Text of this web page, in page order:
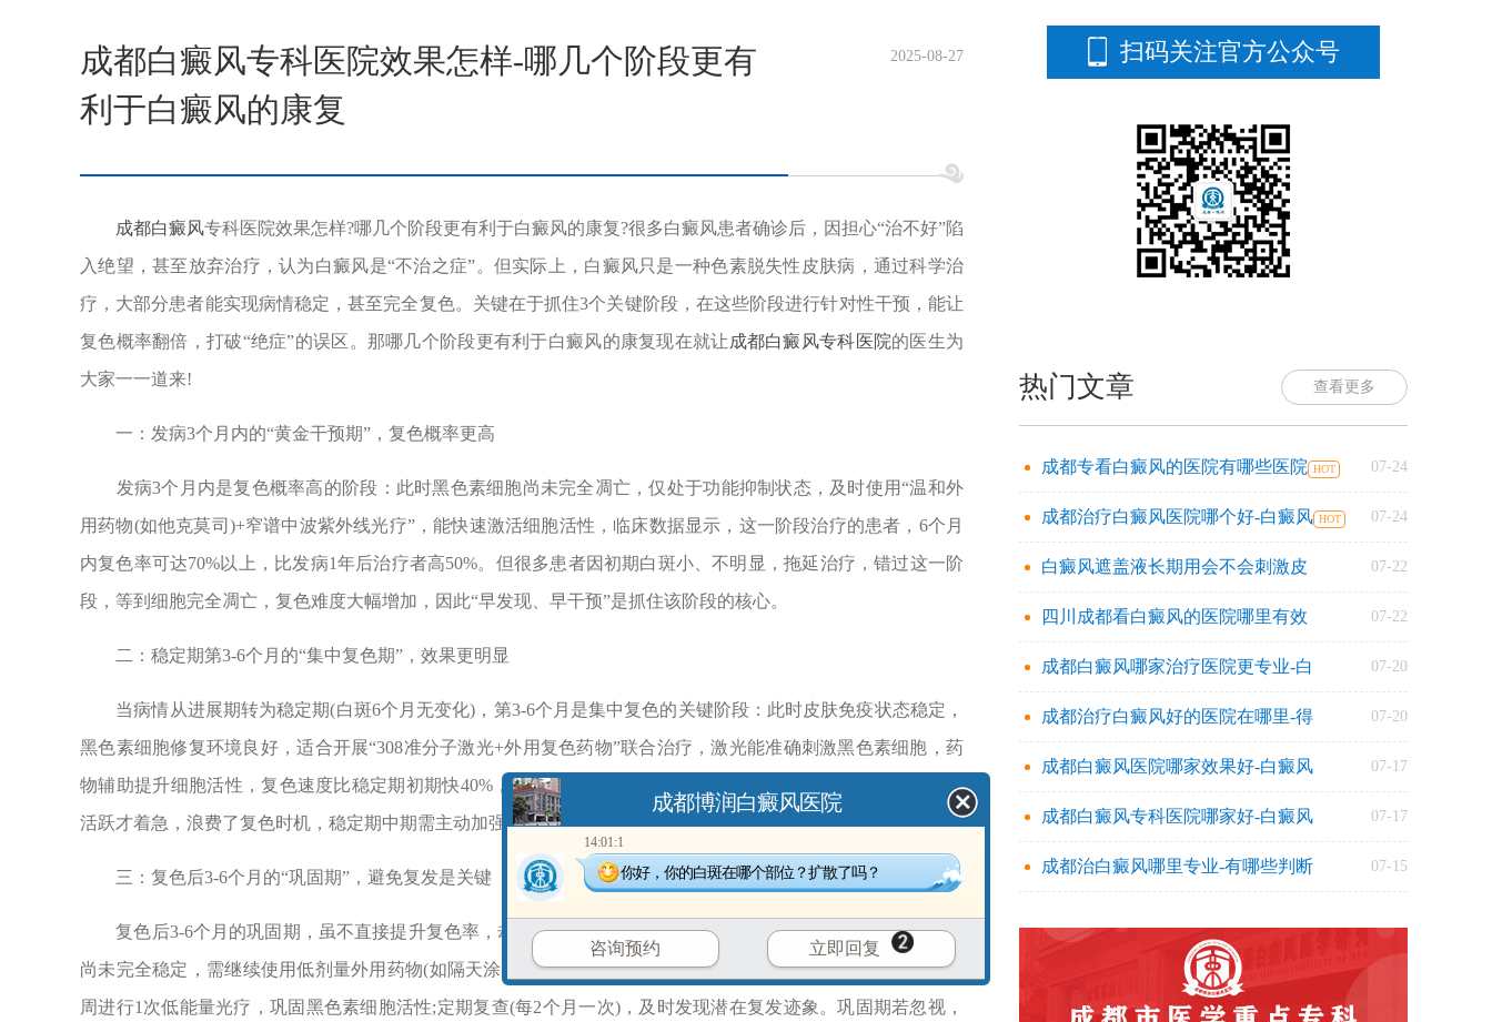
成都白癜风专科医院效果怎样-哪几个阶段更有
利于白癜风的康复
2025-08-27
成都白癜风专科医院效果怎样?哪几个阶段更有利于白癜风的康复?很多白癜风患者确诊后，因担心“治不好”陷
入绝望，甚至放弃治疗，认为白癜风是“不治之症”。但实际上，白癜风只是一种色素脱失性皮肤病，通过科学治
疗，大部分患者能实现病情稳定，甚至完全复色。关键在于抓住3个关键阶段，在这些阶段进行针对性干预，能让
复色概率翻倍，打破“绝症”的误区。那哪几个阶段更有利于白癜风的康复现在就让 成都白癜风专科医院的医生为
大家一一道来!
一：发病3个月内的“黄金干预期”，复色概率更高
发病3个月内是复色概率高的阶段：此时黑色素细胞尚未完全凋亡，仅处于功能抑制状态，及时使用“温和外
用药物(如他克莫司)+窄谱中波紫外线光疗”，能快速激活细胞活性，临床数据显示，这一阶段治疗的患者，6个月
内复色率可达70%以上，比发病1年后治疗者高50%。但很多患者因初期白斑小、不明显，拖延治疗，错过这一阶
段，等到细胞完全凋亡，复色难度大幅增加，因此“早发现、早干预”是抓住该阶段的核心。
二：稳定期第3-6个月的“集中复色期”，效果更明显
当病情从进展期转为稳定期(白斑6个月无变化)，第3-6个月是集中复色的关键阶段：此时皮肤免疫状态稳定，
黑色素细胞修复环境良好，适合开展“308准分子激光+外用复色药物”联合治疗，激光能准确刺激黑色素细胞，药
物辅助提升细胞活性，复色速度比稳定期初期快40%，且复色更均匀。很多患者稳定后放松治疗，等到白斑再次
活跃才着急，浪费了复色时机，稳定期中期需主动加强治疗，让复色效果更大化。
三：复色后3-6个月的“巩固期”，避免复发是关键
复色后3-6个月的巩固期，虽不直接提升复色率，却能确保效果稳定：此时白斑虽已复色，但黑色素细胞功能
尚未完全稳定，需继续使用低剂量外用药物(如隔天涂抹一次他克莫司)，同时加强防晒、保湿，避免外界刺激;每
周进行1次低能量光疗，巩固黑色素细胞活性;定期复查(每2个月一次)，及时发现潜在复发迹象。巩固期若忽视，
扫码关注官方公众号
热门文章 查看更多
成都专看白癜风的医院有哪些医院 07-24
成都治疗白癜风医院哪个好-白癜风 07-24
白癜风遮盖液长期用会不会刺激皮 07-22
四川成都看白癜风的医院哪里有效 07-22
成都白癜风哪家治疗医院更专业-白 07-20
成都治疗白癜风好的医院在哪里-得 07-20
成都白癜风医院哪家效果好-白癜风 07-17
成都白癜风专科医院哪家好-白癜风 07-17
成都治白癜风哪里专业-有哪些判断 07-15
成都博润白癜风医院
14:01:1
你好，你的白斑在哪个部位？扩散了吗？
咨询预约 立即回复